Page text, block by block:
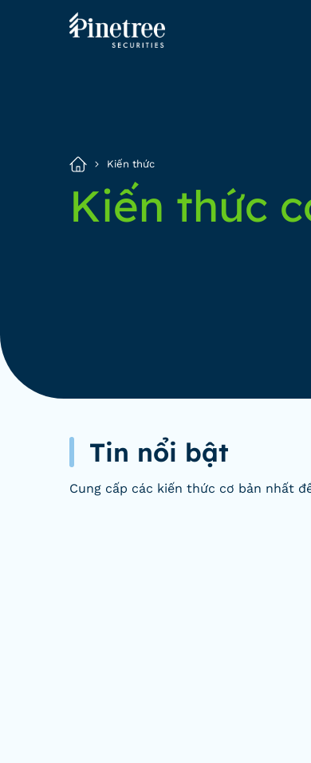
Kiến thức
Kiến thức
Tin nổi bật
Cung cấp các kiến thức cơ bản nhất